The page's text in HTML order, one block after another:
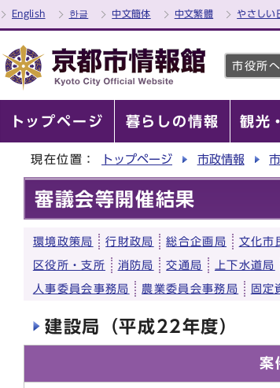
English 한글 中文簡体 中文繁體 やさしい
市役所
トップページ 暮らしの情報 観光
現在位置： トップページ 市政情報
審議会等開催結果
環境政策局 行財政局 総合企画局 文化市
区役所・支所 消防局 交通局 上下水道局
人事委員会事務局 農業委員会事務局 固定
建設局（平成22年度）
案